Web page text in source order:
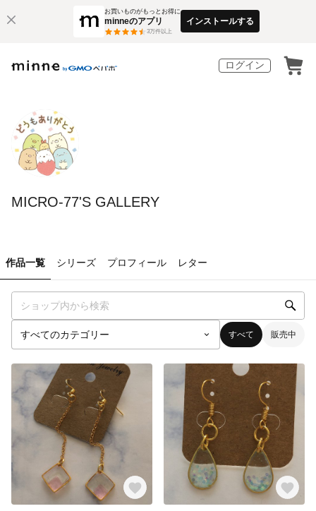
お買いものがもっとお得に
minneのアプリ
3万件以上
インストールする
ログイン
MICRO-77'S GALLERY
作品一覧 シリーズ プロフィール レター
すべて 販売中